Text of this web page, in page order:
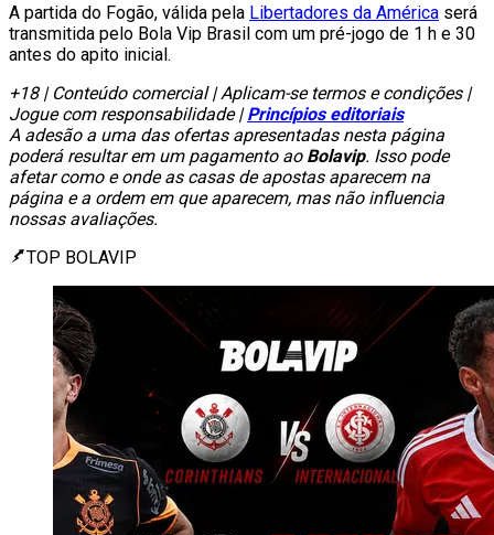
A partida do Fogão, válida pela Libertadores da América será
transmitida pelo Bola Vip Brasil com um pré-jogo de 1 h e 30
antes do apito inicial.
+18 | Conteúdo comercial | Aplicam-se termos e condições |
Jogue com responsabilidade |Princípios editoriais
A adesão a uma das ofertas apresentadas nesta página
poderá resultar em um pagamento ao Bolavip. Isso pode
afetar como e onde as casas de apostas aparecem na
página e a ordem em que aparecem, mas não influencia
nossas avaliações.
TOP BOLAVIP